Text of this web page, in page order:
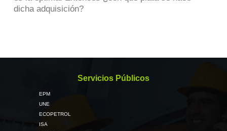
dicha adquisición?
Servicios Públicos
EPM
UNE
ECOPETROL
ISA